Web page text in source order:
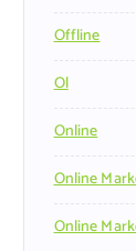
Offline
Ol
Online
Online
Online